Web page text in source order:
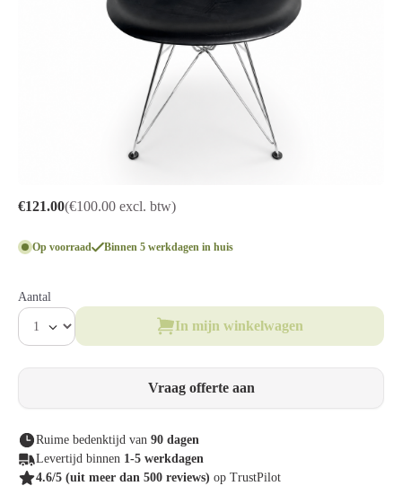
€121.00(€100.00 excl. btw)
Op voorraad Binnen 5 werkdagen in huis
Aantal
In mijn winkelwagen
Vraag offerte aan
Ruime bedenktijd van 90 dagen
Levertijd binnen 1-5 werkdagen
4.6/5 (uit meer dan 500 reviews) op TrustPilot